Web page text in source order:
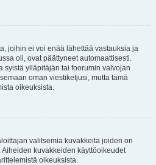
joihin ei voi enää lähettää vastauksia ja
oli, ovat päättyneet automaattisesti.
syistä ylläpitäjän tai foorumin valvojan
oman viestiketjusi, mutta tämä
oikeuksista.
valitsemia kuvakkeita joiden on
kuvakkeiden käyttöoikeudet
oikeuksista.